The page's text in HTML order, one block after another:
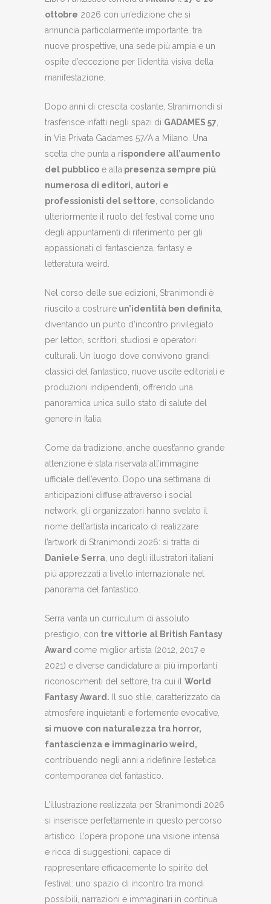
ottobre 2026 con un’edizione che si
annuncia particolarmente importante, tra
nuove prospettive, una sede più ampia e un
ospite d’eccezione per l’identità visiva della
manifestazione.
Dopo anni di crescita costante, Stranimondi si
trasferisce infatti negli spazi di GADAMES 57
in Via Privata Gadames 57/A a Milano. Una
scelta che punta a rispondere all’aumento
del pubblico e alla presenza sempre più
numerosa di editori, autori e
professionisti del settore , consolidando
ulteriormente il ruolo del festival come uno
degli appuntamenti di riferimento per gli
appassionati di fantascienza, fantasy e
letteratura weird.
Nel corso delle sue edizioni, Stranimondi è
riuscito a costruire un’identità ben definita
diventando un punto d’incontro privilegiato
per lettori, scrittori, studiosi e operatori
culturali. Un luogo dove convivono grandi
classici del fantastico, nuove uscite editoriali e
produzioni indipendenti, offrendo una
panoramica unica sullo stato di salute del
genere in Italia.
Come da tradizione, anche quest’anno grande
attenzione è stata riservata all’immagine
ufficiale dell’evento. Dopo una settimana di
anticipazioni diffuse attraverso i social
network, gli organizzatori hanno svelato il
nome dell’artista incaricato di realizzare
l’artwork di Stranimondi 2026: si tratta di
Daniele Serra , uno degli illustratori italiani
più apprezzati a livello internazionale nel
panorama del fantastico.
Serra vanta un curriculum di assoluto
prestigio, con tre vittorie al British Fantasy
Award come miglior artista (2012, 2017 e
2021) e diverse candidature ai più importanti
riconoscimenti del settore, tra cui il World
Fantasy Award. Il suo stile, caratterizzato da
atmosfere inquietanti e fortemente evocative,
si muove con naturalezza tra horror,
fantascienza e immaginario weird,
contribuendo negli anni a ridefinire l’estetica
contemporanea del fantastico.
L’illustrazione realizzata per Stranimondi 2026
si inserisce perfettamente in questo percorso
artistico. L’opera propone una visione intensa
e ricca di suggestioni, capace di
rappresentare efficacemente lo spirito del
festival: uno spazio di incontro tra mondi
possibili, narrazioni e immaginari in continua